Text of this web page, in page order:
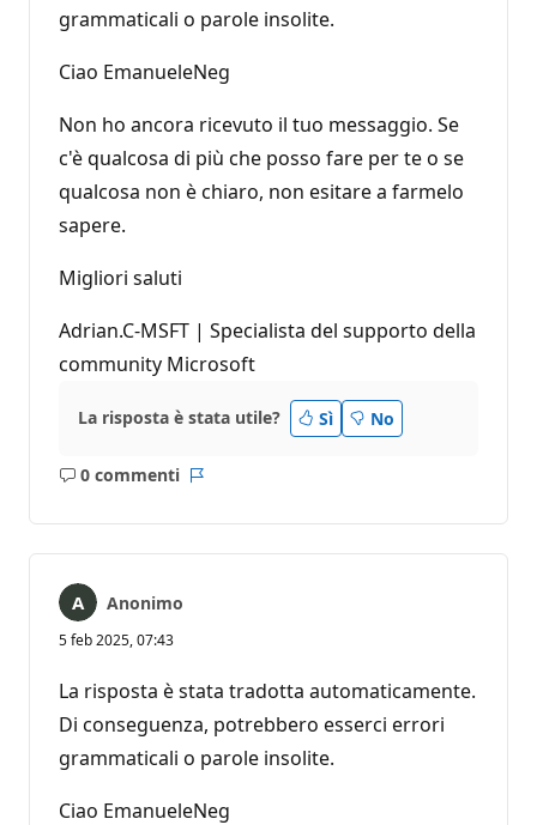
grammaticali o parole insolite.
Ciao EmanueleNeg
Non ho ancora ricevuto il tuo messaggio. Se
c'è qualcosa di più che posso fare per te o se
qualcosa non è chiaro, non esitare a farmelo
sapere.
Migliori saluti
Adrian.C-MSFT | Specialista del supporto della
community Microsoft
La risposta è stata utile? Sì No
0 commenti
Nessun
Anonimo
5 feb 2025, 07:43
La risposta è stata tradotta automaticamente.
Di conseguenza, potrebbero esserci errori
grammaticali o parole insolite.
Ciao EmanueleNeg